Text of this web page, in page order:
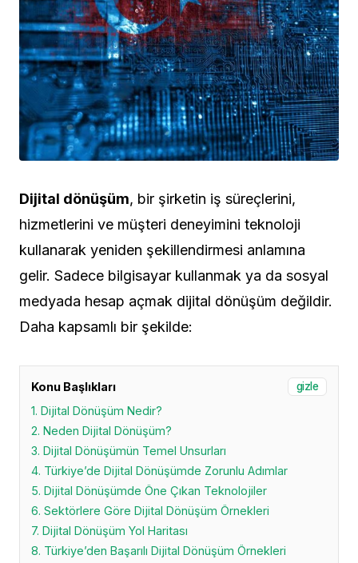
Dijital dönüşüm, bir şirketin iş süreçlerini,
hizmetlerini ve müşteri deneyimini teknoloji
kullanarak yeniden şekillendirmesi anlamına
gelir. Sadece bilgisayar kullanmak ya da sosyal
medyada hesap açmak dijital dönüşüm değildir.
Daha kapsamlı bir şekilde:
Konu Başlıkları gizle
1. Dijital Dönüşüm Nedir?
2. Neden Dijital Dönüşüm?
3. Dijital Dönüşümün Temel Unsurları
4. Türkiye’de Dijital Dönüşümde Zorunlu Adımlar
5. Dijital Dönüşümde Öne Çıkan Teknolojiler
6. Sektörlere Göre Dijital Dönüşüm Örnekleri
7. Dijital Dönüşüm Yol Haritası
8. Türkiye’den Başarılı Dijital Dönüşüm Örnekleri